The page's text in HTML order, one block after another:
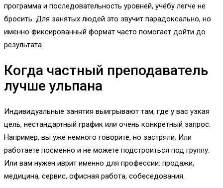
программа и последовательность уровней, учёбу легче не
бросить. Для занятых людей это звучит парадоксально, но
именно фиксированный формат часто помогает дойти до
результата.
Когда частный преподаватель
лучше ульпана
Индивидуальные занятия выигрывают там, где у вас узкая
цель, нестандартный график или очень конкретный запрос.
Например, вы уже немного говорите, но застряли. Или
работаете посменно и не можете подстроиться под группу.
Или вам нужен иврит именно для профессии: продажи,
медицина, сервис, офисная работа, собеседования.